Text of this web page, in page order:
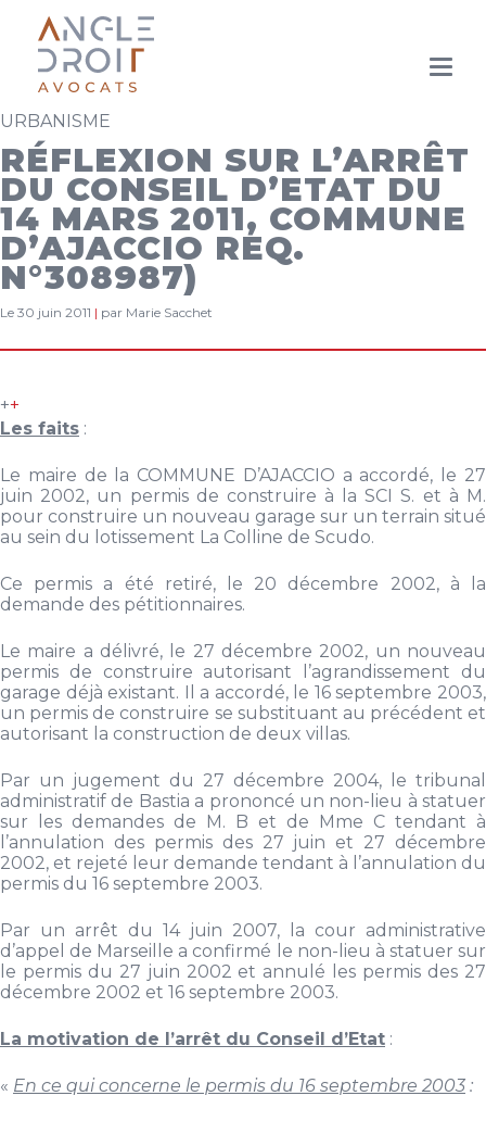
Aller
au
principal
URBANISME
RÉFLEXION SUR L’ARRÊT
DU CONSEIL D’ETAT DU
14 MARS 2011, COMMUNE
D’AJACCIO REQ.
N°308987)
Le 30 juin 2011 | par Marie Sacchet
++
Les faits :
Le maire de la COMMUNE D’AJACCIO a accordé, le 27
juin 2002, un permis de construire à la SCI S. et à M.
pour construire un nouveau garage sur un terrain situé
au sein du lotissement La Colline de Scudo.
Ce permis a été retiré, le 20 décembre 2002, à la
demande des pétitionnaires.
Le maire a délivré, le 27 décembre 2002, un nouveau
permis de construire autorisant l’agrandissement du
garage déjà existant. Il a accordé, le 16 septembre 2003,
un permis de construire se substituant au précédent et
autorisant la construction de deux villas.
Par un jugement du 27 décembre 2004, le tribunal
administratif de Bastia a prononcé un non-lieu à statuer
sur les demandes de M. B et de Mme C tendant à
l’annulation des permis des 27 juin et 27 décembre
2002, et rejeté leur demande tendant à l’annulation du
permis du 16 septembre 2003.
Par un arrêt du 14 juin 2007, la cour administrative
d’appel de Marseille a confirmé le non-lieu à statuer sur
le permis du 27 juin 2002 et annulé les permis des 27
décembre 2002 et 16 septembre 2003.
La motivation de l’arrêt du Conseil d’Etat :
« En ce qui concerne le permis du 16 septembre 2003 :